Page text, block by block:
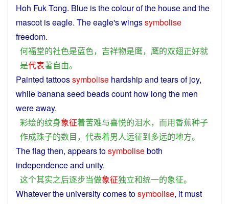
Hoh Fuk Tong. Blue isthecolourof the houseand the
mascot iseagle. The eagle'swingssymbolise
freedom.
何福堂的社色是蓝色， 吉祥物是鹰， 鹰的双翅正好就
是代表著自由。
Painted tattoossymbolise hardshipand tearsof joy,
whilebananaseed beadscount how long the men
were away.
彩绘的纹身象征着苦难与喜悦的泪水， 而用香蕉种子
作成珠子的数目， 代表着男人远征到多远的地方。
Theflag then, appears tosymboliseboth
independenceand unity.
这个其实之后逐步当做象征独立和统一的象征。
Whateverthe universitycomestosymbolise, it must